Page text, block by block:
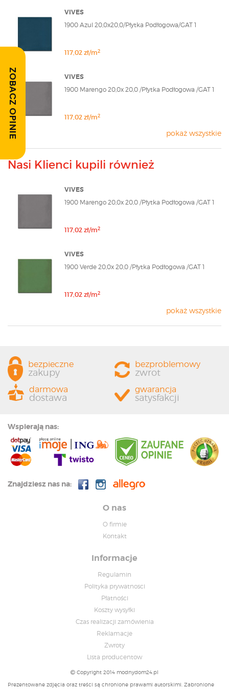
VIVES
1900 Azul 20,0x20,0/Płytka Podłogowa/GAT 1
117,02 zł/m2
VIVES
1900 Marengo 20,0x 20,0 /Płytka Podłogowa /GAT 1
117,02 zł/m2
pokaż wszystkie
Nasi Klienci kupili również
VIVES
1900 Marengo 20,0x 20,0 /Płytka Podłogowa /GAT 1
117,02 zł/m2
VIVES
1900 Verde 20,0x 20,0 /Płytka Podłogowa /GAT 1
117,02 zł/m2
pokaż wszystkie
ZOBACZ OPINIE
bezpieczne
zakupy
bezproblemowy
zwrot
darmowa
dostawa
gwarancja
satysfakcji
Wspierają nas:
Znajdziesz nas na:
O nas
O firmie
Kontakt
Informacje
Regulamin
Polityka prywatnosci
Płatności
Koszty wysyłki
Czas realizacji zamówienia
Reklamacje
Zwroty
Lista producentow
Copyright 2014 modnydom24.pl
Prezentowane zdjęcia oraz treści są chronione prawami autorskimi. Zabronione